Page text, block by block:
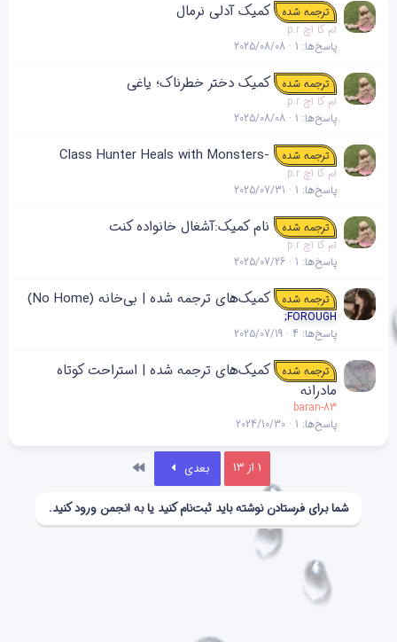
ترجمه شده کمیک آدلی نرمال
ام کا اچ p.r
پاسخ‌ها 1
2025/08/08
ترجمه شده کمیک دختر خطرناک؛ یاغی
ام کا اچ p.r
پاسخ‌ها 1
2025/08/08
ترجمه شده -Class Hunter Heals with Monsters
ام کا اچ p.r
پاسخ‌ها 1
2025/07/31
ترجمه شده نام کمیک:آشغال خانواده کنت
ام کا اچ p.r
پاسخ‌ها 1
2025/07/26
ترجمه شده کمیک‌های ترجمه شده | بی‌خانه (No Home)
;FOROUGH
پاسخ‌ها 4
2025/07/19
ترجمه شده
کمیک‌های ترجمه شده | استراحت کوتاه
مادرانه
baran-83
پاسخ‌ها 1
2024/10/30
1 از 13 بعدی
شما برای فرستادن نوشته باید ثبت‌نام کنید یا به انجمن ورود کنید.